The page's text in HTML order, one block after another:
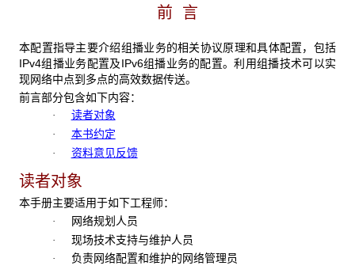
前 言
本配置指导主要介绍组播业务的相关协议原理和具体配置，包括
IPv4组播业务配置及IPv6组播业务的配置。利用组播技术可以实
现网络中点到多点的高效数据传送。
前言部分包含如下内容：
· 读者对象
· 本书约定
· 资料意见反馈
读者对象
本手册主要适用于如下工程师：
· 网络规划人员
· 现场技术支持与维护人员
· 负责网络配置和维护的网络管理员